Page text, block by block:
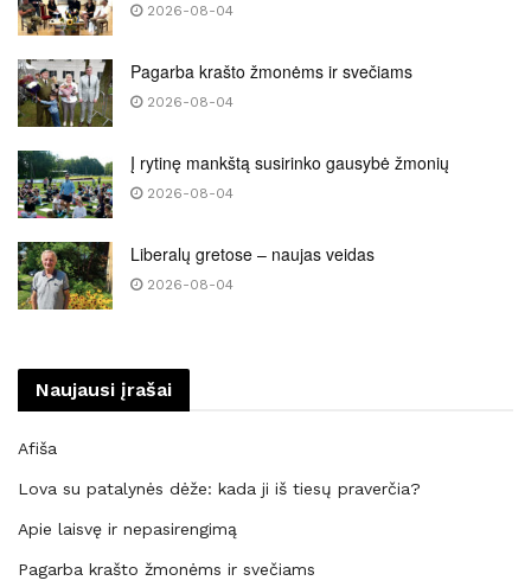
2026-08-04
Pagarba krašto žmonėms ir svečiams
2026-08-04
Į rytinę mankštą susirinko gausybė žmonių
2026-08-04
Liberalų gretose – naujas veidas
2026-08-04
Naujausi įrašai
Afiša
Lova su patalynės dėže: kada ji iš tiesų praverčia?
Apie laisvę ir nepasirengimą
Pagarba krašto žmonėms ir svečiams